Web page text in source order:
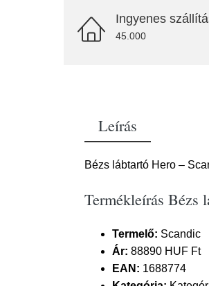
Ingyenes
45.000
Leírás
Bézs lábtartó Hero –
Termékleírás Bézs
Termelő: Scandic
Ár: 88890 HUF Ft
EAN: 1688774